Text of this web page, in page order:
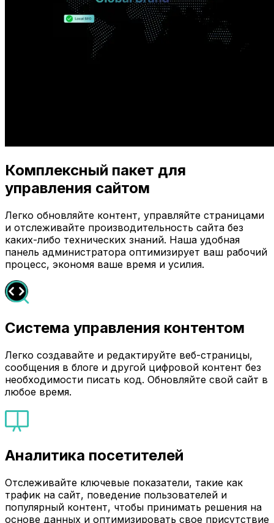
Комплексный пакет для
управления сайтом
Легко обновляйте контент, управляйте страницами
и отслеживайте производительность сайта без
каких-либо технических знаний. Наша удобная
панель администратора оптимизирует ваш рабочий
процесс, экономя ваше время и усилия.
Система управления контентом
Легко создавайте и редактируйте веб-страницы,
сообщения в блоге и другой цифровой контент без
необходимости писать код. Обновляйте свой сайт в
любое время.
Аналитика посетителей
Отслеживайте ключевые показатели, такие как
трафик на сайт, поведение пользователей и
популярный контент, чтобы принимать решения на
основе данных и оптимизировать свое присутствие